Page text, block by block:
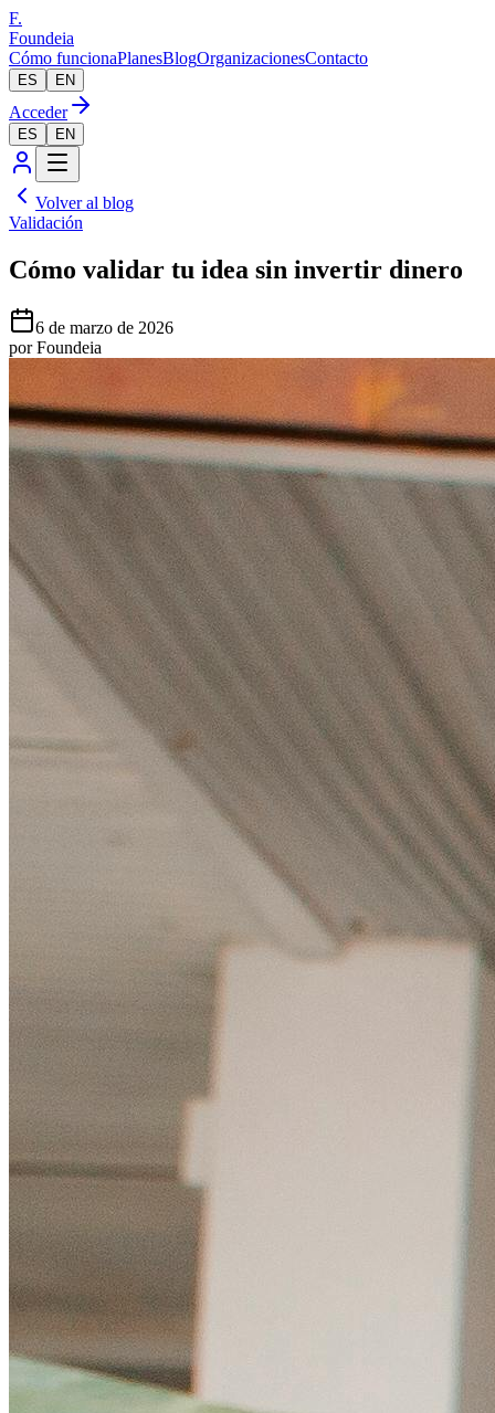
F.
Foundeia
Cómo funcionaPlanesBlogOrganizacionesContacto
ES EN
Acceder
ES EN
Volver al blog
Validación
Cómo validar tu idea sin invertir dinero
6 de marzo de 2026
por Foundeia